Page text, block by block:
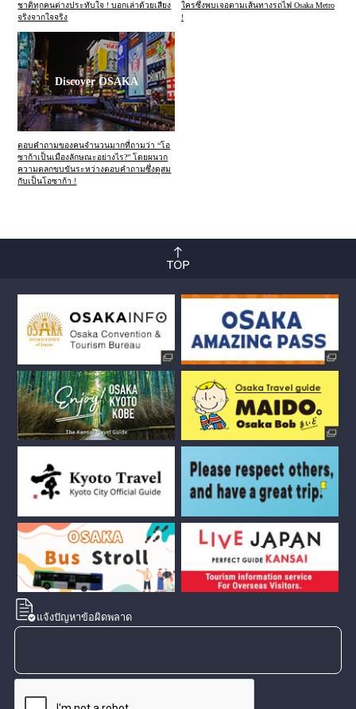
ชาติทุกคนต่างประทับใจ ! บอกเล่าด้วยเสียง
จริงจากใจจริง
ใครซึ่งพบเจอตามเส้นทางรถไฟ Osaka Metro
!
Discover OSAKA
ตอบคำถามของคนจำนวนมากที่ถามว่า “โอ
ซาก้าเป็นเมืองลักษณะอย่างไร?” โดยผนวก
ความตลกขบขันระหว่างตอบคำถามซึ่งดูสม
กับเป็นโอซาก้า !
แจ้งปัญหาข้อผิดพลาด